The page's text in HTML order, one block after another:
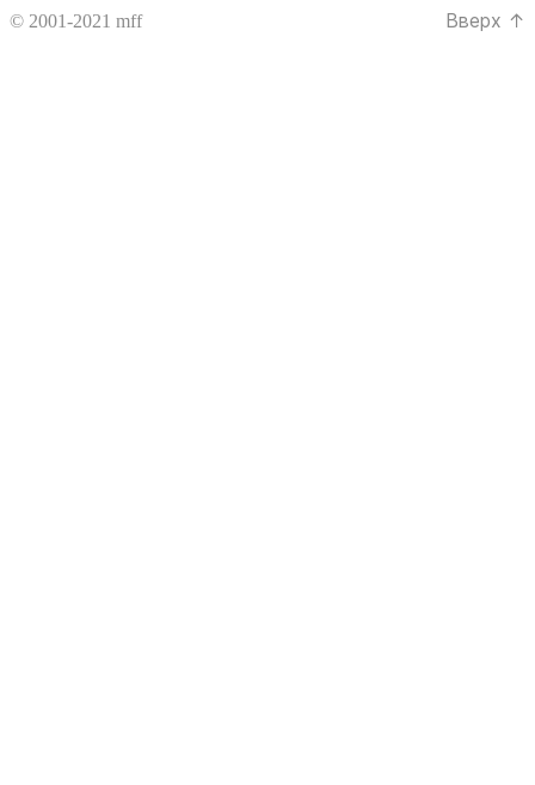
© 2001-2021 mff Вверх ↑